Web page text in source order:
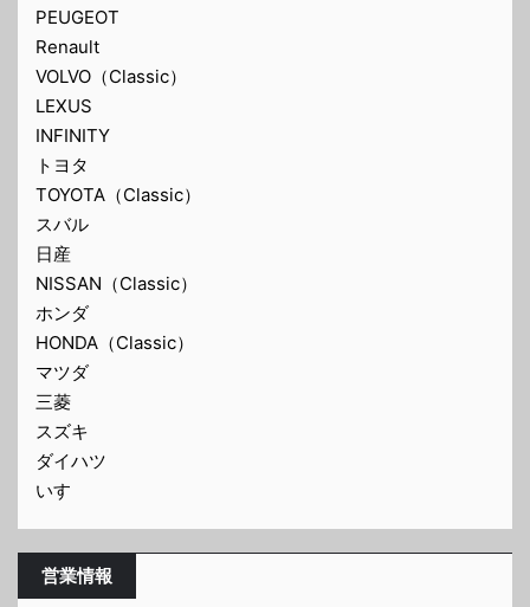
PEUGEOT
Renault
VOLVO（Classic）
LEXUS
INFINITY
トヨタ
TOYOTA（Classic）
スバル
日産
NISSAN（Classic）
ホンダ
HONDA（Classic）
マツダ
三菱
スズキ
ダイハツ
いすゞ
営業情報